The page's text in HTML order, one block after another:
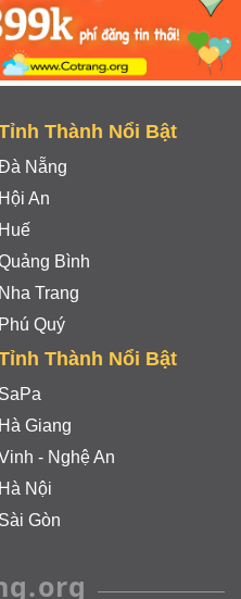
Thành Nổi Bật
Nẵng
Hội An
Huế
Bình
Nha Trang
Phú Quý
Thành Nổi Bật
SaPa
Hà Giang
- Nghệ An
Hà Nội
Sài Gòn